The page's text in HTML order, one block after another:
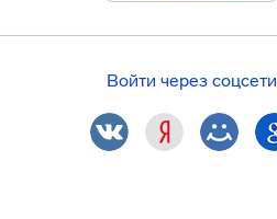
Войти через соцсети